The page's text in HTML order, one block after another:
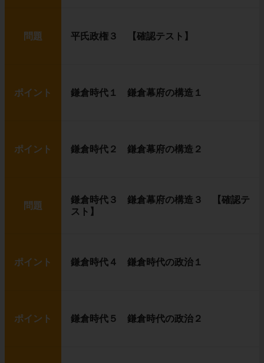
問題 平氏政権３ 【確認テスト】
ポイント 鎌倉時代１ 鎌倉幕府の構造１
ポイント 鎌倉時代２ 鎌倉幕府の構造２
問題
鎌倉時代３ 鎌倉幕府の構造３ 【確認テ
スト】
ポイント 鎌倉時代４ 鎌倉時代の政治１
ポイント 鎌倉時代５ 鎌倉時代の政治２